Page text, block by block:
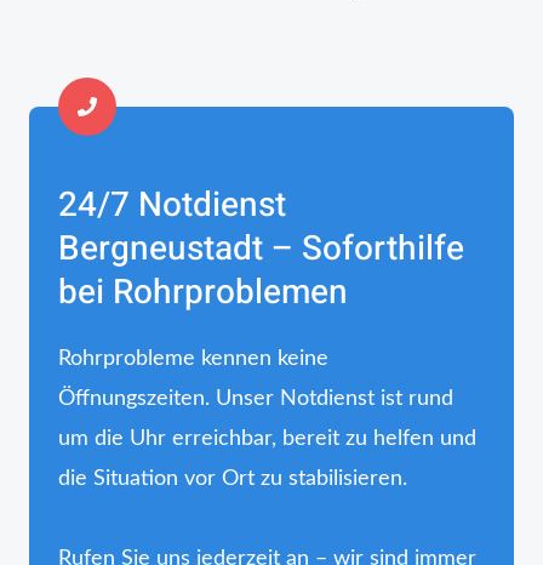
24/7 Notdienst
Bergneustadt – Soforthilfe
bei Rohrproblemen
Rohrprobleme kennen keine
Öffnungszeiten. Unser Notdienst ist rund
um die Uhr erreichbar, bereit zu helfen und
die Situation vor Ort zu stabilisieren.
Rufen Sie uns jederzeit an – wir sind immer